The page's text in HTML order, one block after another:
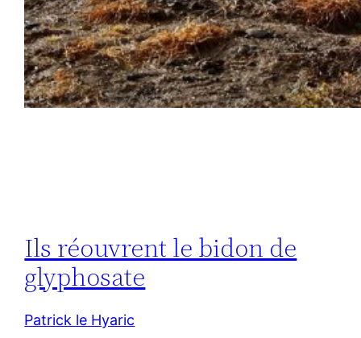
Ils réouvrent le bidon de
glyphosate
Patrick le Hyaric